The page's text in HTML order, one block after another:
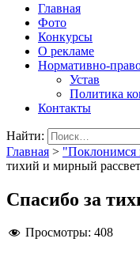
Главная
Фото
Конкурсы
О рекламе
Нормативно-
Устав
Политика
Контакты
Найти:
Главная > "Поклонимся
тихий и мирный
Спасибо за
Просмотры: 408